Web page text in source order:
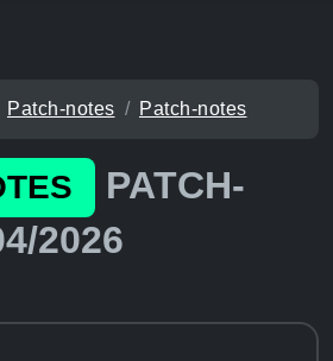
Patch-notes Patch-notes
PATCH-
2026